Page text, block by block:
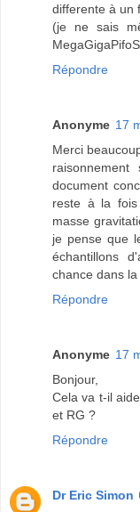
differente à un
(je ne sais
Répondre
Anonyme 17
Merci
document
reste à la fois
masse
je pense que
échantillons
chance dans
Répondre
Anonyme 17
Bonjour,
Cela va t-il
et RG ?
Répondre
Dr Eric Simon